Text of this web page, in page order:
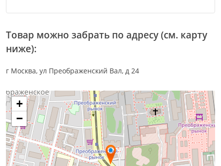
Товар можно забрать по адресу (см. карту
ниже):
г Москва, ул Преображенский Вал, д 24
+
−